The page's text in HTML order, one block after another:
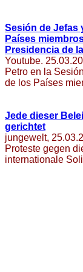
Sesión de Jefas
Países
Presidencia de
Youtube.
Petro en la
de los Países
Jede dieser
gerichtet
jungewelt,
Proteste gegen
internationale